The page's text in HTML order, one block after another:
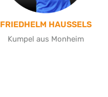
FRIEDHELM HAUSSELS
Kumpel aus Monheim